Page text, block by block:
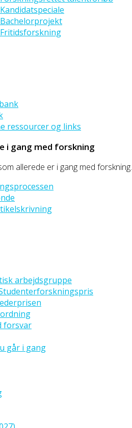
ressourcer og links
i gang med forskning
allerede er i gang med forskning.
arbejdsgruppe
forsvar
går i gang